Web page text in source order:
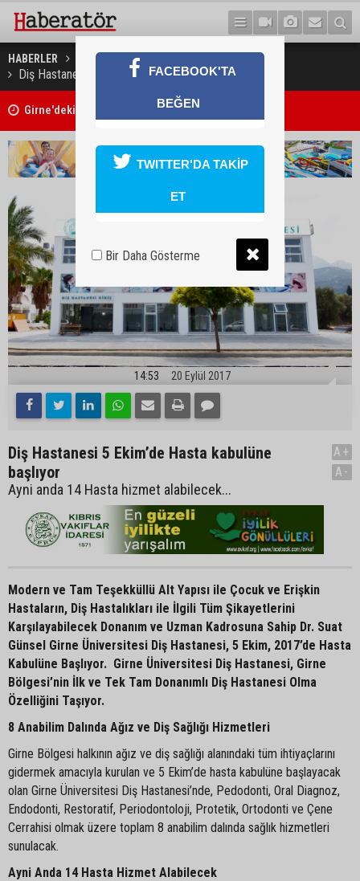
HABERLER SAĞLIK
Diş Hastanesi 5 Ekim’de Hasta kabulüne başlıyor
Girne'deki cinayet zanlısı polis tarafından yakalandı
14:53 20 Eylül 2017
Diş Hastanesi 5 Ekim’de Hasta kabulüne
başlıyor
Ayni anda 14 Hasta hizmet alabilecek...
A+
A-
Modern ve Tam Teşekküllü Alt Yapısı ile Çocuk ve Erişkin
Hastaların, Diş Hastalıkları ile İlgili Tüm Şikayetlerini
Karşılayabilecek Donanım ve Uzman Kadrosuna Sahip Dr. Suat
Günsel Girne Üniversitesi Diş Hastanesi, 5 Ekim, 2017’de Hasta
Kabulüne Başlıyor. Girne Üniversitesi Diş Hastanesi, Girne
Bölgesi’nin İlk ve Tek Tam Donanımlı Diş Hastanesi Olma
Özelliğini Taşıyor.
8 Anabilim Dalında Ağız ve Diş Sağlığı Hizmetleri
Girne Bölgesi halkının ağız ve diş sağlığı alanındaki tüm ihtiyaçlarını
gidermek amacıyla kurulan ve 5 Ekim’de hasta kabulüne başlayacak
olan Girne Üniversitesi Diş Hastanesi’nde, Pedodonti, Oral Diagnoz,
Endodonti, Restoratif, Periodontoloji, Protetik, Ortodonti ve Çene
Cerrahisi olmak üzere toplam 8 anabilim dalında sağlık hizmetleri
sunulacak.
Ayni Anda 14 Hasta Hizmet Alabilecek
FACEBOOK'TA
BEĞEN
TWITTER'DA TAKİP
ET
Bir Daha Gösterme